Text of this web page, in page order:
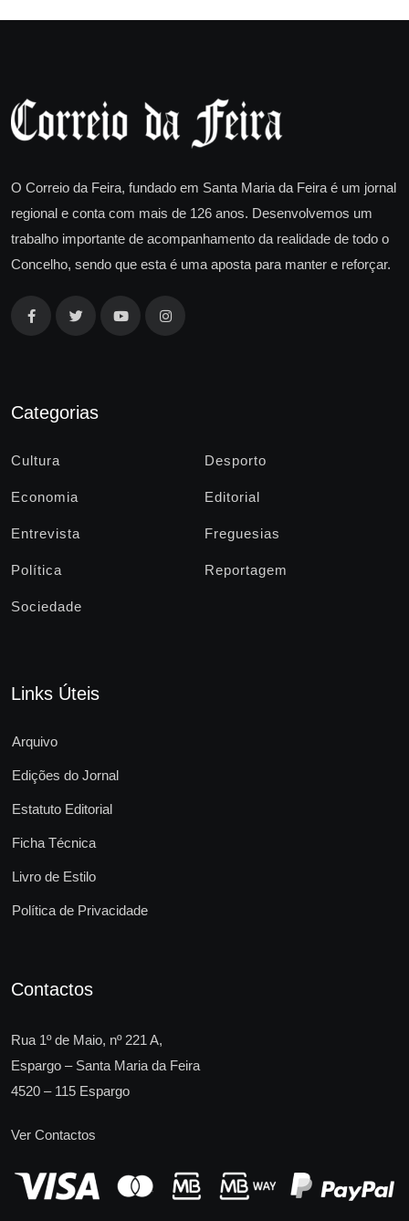
O Correio da Feira, fundado em Santa Maria da Feira é um jornal
regional e conta com mais de 126 anos. Desenvolvemos um
trabalho importante de acompanhamento da realidade de todo o
Concelho, sendo que esta é uma aposta para manter e reforçar.
Categorias
Cultura Desporto
Economia Editorial
Entrevista Freguesias
Política Reportagem
Sociedade
Links Úteis
Arquivo
Edições do Jornal
Estatuto Editorial
Ficha Técnica
Livro de Estilo
Política de Privacidade
Contactos
Rua 1º de Maio, nº 221 A,
Espargo – Santa Maria da Feira
4520 – 115 Espargo
Ver Contactos